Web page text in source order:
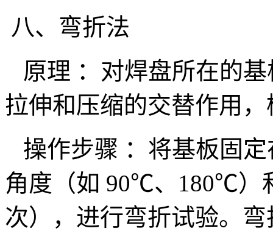
八、弯折法
原理 ：对焊盘所在的
拉伸和压缩的交替作用
操作步骤 ：将基板固
角度（如 90℃、180℃）
次），进行弯折试验。